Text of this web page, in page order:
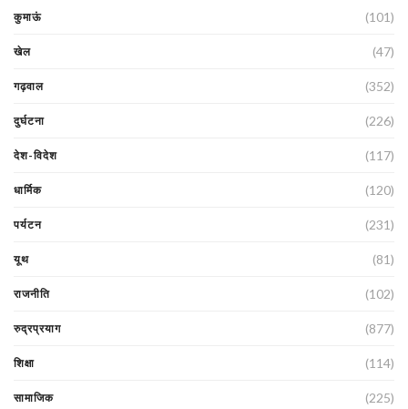
कुमाऊं (101)
खेल (47)
गढ़वाल (352)
दुर्घटना (226)
देश-विदेश (117)
धार्मिक (120)
पर्यटन (231)
यूथ (81)
राजनीति (102)
रुद्रप्रयाग (877)
शिक्षा (114)
सामाजिक (225)